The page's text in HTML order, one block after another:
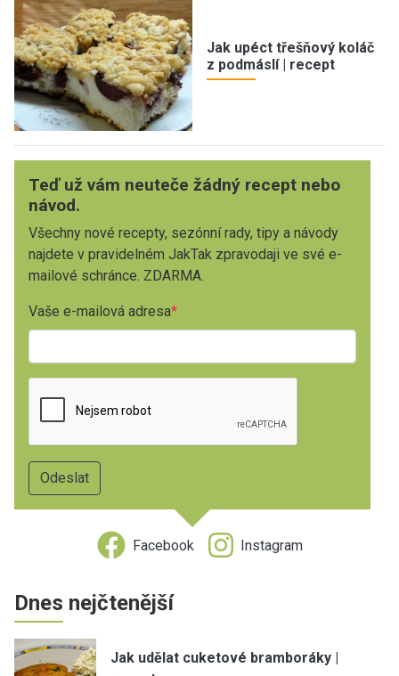
Jak upéct třešňový koláč
z podmáslí | recept
Teď už vám neuteče žádný recept nebo
návod.
Všechny nové recepty, sezónní rady, tipy a návody
najdete v pravidelném JakTak zpravodaji ve své e-
mailové schránce. ZDARMA.
Vaše e-mailová adresa
Facebook Instagram
Dnes nejčtenější
Jak udělat cuketové bramboráky |